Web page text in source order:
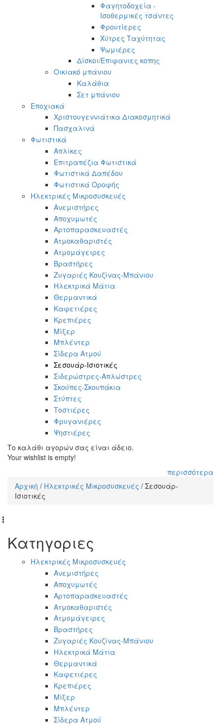
Φαγητοδοχεία -
Ισοθερμικές τσάντες
Φρουτίερες
Χύτρες Ταχύτητας
Ψωμιέρες
Δίσκοι/Επιφανιες κοπης
Οικιακό μπάνιου
Καλάθια
Σετ μπάνιου
Εποχιακά
Χριστουγεννιάτικα Διακοσμητικά
Πασχαλινά
Φωτιστικά
Απλίκες
Επιτραπέζια Φωτιστικά
Φωτιστικά Δαπέδου
Φωτιστικά Οροφής
Ηλεκτρικές Μικροσυσκευές
Ανεμιστήρες
Αποχυμωτές
Αρτοπαρασκευαστές
Ατμοκαθαριστές
Ατμομάγειρες
Βραστήρες
Ζυγαριές Κουζίνας-Μπάνιου
Ηλεκτρικά Μάτια
Θερμαντικά
Καφετιέρες
Κρεπιέρες
Μίξερ
Μπλέντερ
Σίδερα Ατμού
Σεσουάρ-Ισιοτικές
Σιδερώστρες-Απλώστρες
Σκούπες-Σκουπάκια
Στύπτες
Τοστιέρες
Φρυγανιέρες
Ψηστιέρες
Το καλάθι αγορών σας είναι άδειο.
Your wishlist is empty!
περισσότερα
Είστε εδώ
Αρχική / Ηλεκτρικές Μικροσυσκευές / Σεσουάρ-
Ισιοτικές
Κατηγοριες
Ηλεκτρικές Μικροσυσκευές
Ανεμιστήρες
Αποχυμωτές
Αρτοπαρασκευαστές
Ατμοκαθαριστές
Ατμομάγειρες
Βραστήρες
Ζυγαριές Κουζίνας-Μπάνιου
Ηλεκτρικά Μάτια
Θερμαντικά
Καφετιέρες
Κρεπιέρες
Μίξερ
Μπλέντερ
Σίδερα Ατμού